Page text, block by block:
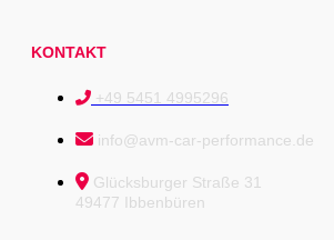
KONTAKT
+49 5451 4995296
info@avm-car-performance.de
Glücksburger Straße 31
49477 Ibbenbüren